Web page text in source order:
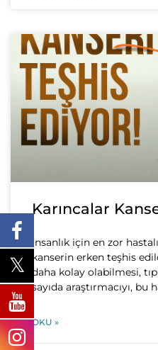
Karıncalar
İnsanlık için en zor
kanserin erken teşhis
daha kolay olabilmesi,
sayıda araştırmacıyı, bu
OKU »